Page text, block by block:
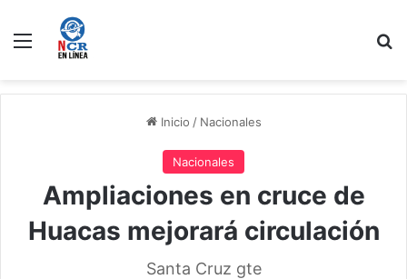
Menú
Inicio / Nacionales
Nacionales
Ampliaciones en cruce de
Huacas mejorará circulación
Santa Cruz gte